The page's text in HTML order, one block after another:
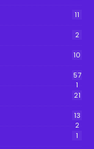
11
2
10
57
1
21
13
2
1